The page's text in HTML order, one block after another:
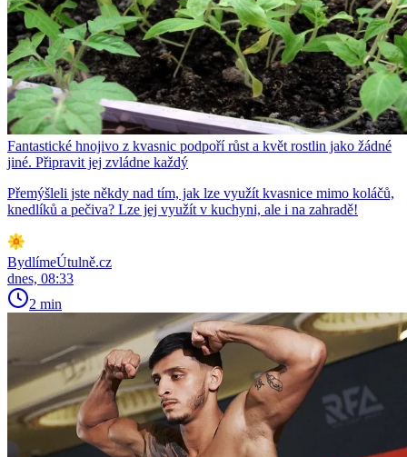
Fantastické hnojivo z kvasnic podpoří růst a květ rostlin jako žádné
jiné. Připravit jej zvládne každý
Přemýšleli jste někdy nad tím, jak lze využít kvasnice mimo koláčů,
knedlíků a pečiva? Lze jej využít v kuchyni, ale i na zahradě!
BydlímeÚtulně.cz
dnes, 08:33
2 min